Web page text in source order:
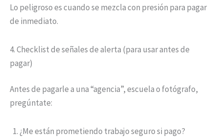
Lo peligroso es cuando se mezcla con presión para pagar
de inmediato.
4. Checklist de señales de alerta (para usar antes de
pagar)
Antes de pagarle a una “agencia”, escuela o fotógrafo,
pregúntate:
¿Me están prometiendo trabajo seguro si pago?